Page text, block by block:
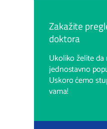
Zakažite
doktora
Ukoliko želite da
jednostavno
Uskoro ćemo
vama!